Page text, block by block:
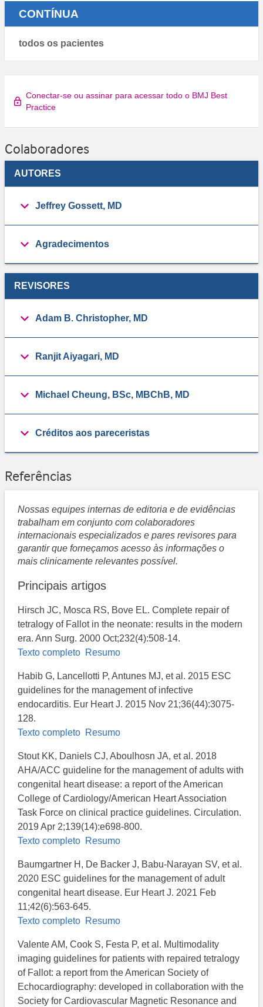
CONTÍNUA
todos os pacientes
Conectar-se ou assinar para acessar todo o BMJ Best
Practice
Colaboradores
AUTORES
Jeffrey Gossett, MD
Agradecimentos
REVISORES
Adam B. Christopher, MD
Ranjit Aiyagari, MD
Michael Cheung, BSc, MBChB, MD
Créditos aos pareceristas
Referências
Nossas equipes internas de editoria e de evidências
trabalham em conjunto com colaboradores
internacionais especializados e pares revisores para
garantir que forneçamos acesso às informações o
mais clinicamente relevantes possível.
Principais artigos
Hirsch JC, Mosca RS, Bove EL. Complete repair of
tetralogy of Fallot in the neonate: results in the modern
era. Ann Surg. 2000 Oct;232(4):508-14.
Texto completo Resumo
Habib G, Lancellotti P, Antunes MJ, et al. 2015 ESC
guidelines for the management of infective
endocarditis. Eur Heart J. 2015 Nov 21;36(44):3075-
128.
Texto completo Resumo
Stout KK, Daniels CJ, Aboulhosn JA, et al. 2018
AHA/ACC guideline for the management of adults with
congenital heart disease: a report of the American
College of Cardiology/American Heart Association
Task Force on clinical practice guidelines. Circulation.
2019 Apr 2;139(14):e698-800.
Texto completo Resumo
Baumgartner H, De Backer J, Babu-Narayan SV, et al.
2020 ESC guidelines for the management of adult
congenital heart disease. Eur Heart J. 2021 Feb
11;42(6):563-645.
Texto completo Resumo
Valente AM, Cook S, Festa P, et al. Multimodality
imaging guidelines for patients with repaired tetralogy
of Fallot: a report from the American Society of
Echocardiography: developed in collaboration with the
Society for Cardiovascular Magnetic Resonance and